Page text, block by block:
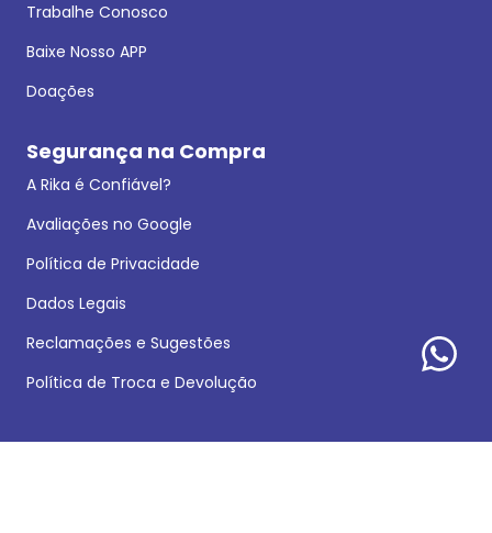
Trabalhe Conosco
Baixe Nosso APP
Doações
Segurança na Compra
A Rika é Confiável?
Avaliações no Google
Política de Privacidade
Dados Legais
Reclamações e Sugestões
Política de Troca e Devolução